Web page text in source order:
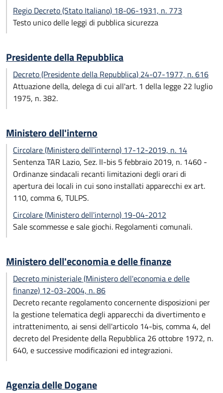
Regio Decreto (Stato Italiano) 18-06-1931, n. 773
Testo unico delle leggi di pubblica sicurezza
Presidente della Repubblica
Decreto (Presidente della Repubblica) 24-07-1977, n. 616
Attuazione della, delega di cui all'art. 1 della legge 22 luglio
1975, n. 382.
Ministero dell'interno
Circolare (Ministero dell'interno) 17-12-2019, n. 14
Sentenza TAR Lazio, Sez. II-bis 5 febbraio 2019, n. 1460 -
Ordinanze sindacali recanti limitazioni degli orari di
apertura dei locali in cui sono installati apparecchi ex art.
110, comma 6, TULPS.
Circolare (Ministero dell'interno) 19-04-2012
Sale scommesse e sale giochi. Regolamenti comunali.
Ministero dell'economia e delle finanze
Decreto ministeriale (Ministero dell'economia e delle
finanze) 12-03-2004, n. 86
Decreto recante regolamento concernente disposizioni per
la gestione telematica degli apparecchi da divertimento e
intrattenimento, ai sensi dell'articolo 14-bis, comma 4, del
decreto del Presidente della Repubblica 26 ottobre 1972, n.
640, e successive modificazioni ed integrazioni.
Agenzia delle Dogane